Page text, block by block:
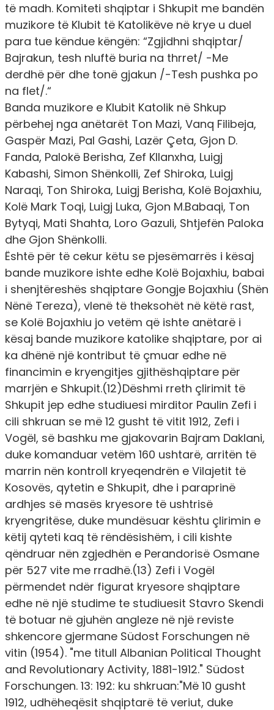
të madh. Komiteti shqiptar i Shkupit me bandën
muzikore të Klubit të Katolikëve në krye u duel
para tue këndue këngën: “Zgjidhni shqiptar/
Bajrakun, tesh nluftë buria na thrret/ -Me
derdhë për dhe tonë gjakun /-Tesh pushka po
na flet/.“
Banda muzikore e Klubit Katolik në Shkup
përbehej nga anëtarët Ton Mazi, Vanq Filibeja,
Gaspër Mazi, Pal Gashi, Lazër Çeta, Gjon D.
Fanda, Palokë Berisha, Zef Kllanxha, Luigj
Kabashi, Simon Shënkolli, Zef Shiroka, Luigj
Naraqi, Ton Shiroka, Luigj Berisha, Kolë Bojaxhiu,
Kolë Mark Toqi, Luigj Luka, Gjon M.Babaqi, Ton
Bytyqi, Mati Shahta, Loro Gazuli, Shtjefën Paloka
dhe Gjon Shënkolli.
Është për të cekur këtu se pjesëmarrës i kësaj
bande muzikore ishte edhe Kolë Bojaxhiu, babai
i shenjtëreshës shqiptare Gongje Bojaxhiu (Shën
Nënë Tereza), vlenë të theksohët në këtë rast,
se Kolë Bojaxhiu jo vetëm që ishte anëtarë i
kësaj bande muzikore katolike shqiptare, por ai
ka dhënë një kontribut të çmuar edhe në
financimin e kryengitjes gjithëshqiptare për
marrjën e Shkupit.(12)Dëshmi rreth çlirimit të
Shkupit jep edhe studiuesi mirditor Paulin Zefi i
cili shkruan se më 12 gusht të vitit 1912, Zefi i
Vogël, së bashku me gjakovarin Bajram Daklani,
duke komanduar vetëm 160 ushtarë, arritën të
marrin nën kontroll kryeqendrën e Vilajetit të
Kosovës, qytetin e Shkupit, dhe i paraprinë
ardhjes së masës kryesore të ushtrisë
kryengritëse, duke mundësuar kështu çlirimin e
këtij qyteti kaq të rëndësishëm, i cili kishte
qëndruar nën zgjedhën e Perandorisë Osmane
për 527 vite me rradhë.(13) Zefi i Vogël
përmendet ndër figurat kryesore shqiptare
edhe në një studime te studiuesit Stavro Skendi
të botuar në gjuhën angleze në një reviste
shkencore gjermane Südost Forschungen në
vitin (1954). "me titull Albanian Political Thought
and Revolutionary Activity, 1881-1912." Südost
Forschungen. 13: 192: ku shkruan:"Më 10 gusht
1912, udhëheqësit shqiptarë të veriut, duke